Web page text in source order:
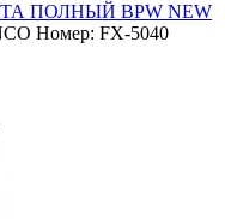
ПОЛНЫЙ BPW NEW
Номер: FX-5040